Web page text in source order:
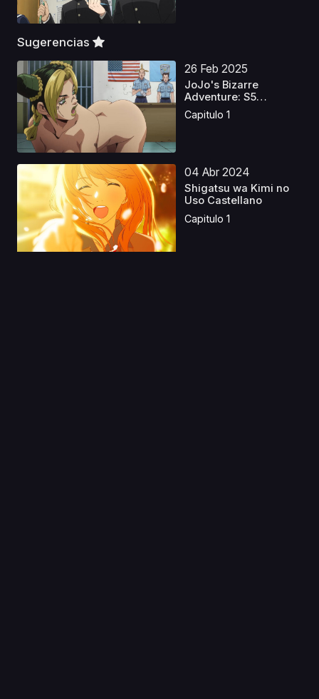
Sugerencias
26 Feb 2025
JoJo's Bizarre
Adventure: S5
Castellano
Capitulo 1
04 Abr 2024
Shigatsu wa Kimi no
Uso Castellano
Capitulo 1